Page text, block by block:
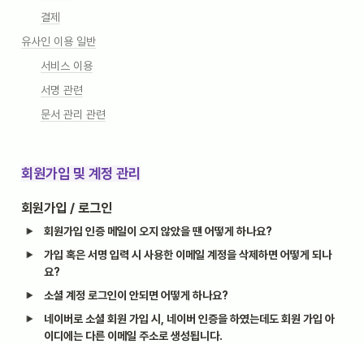
결제
유사인 이용 일반
서비스 이용
서명 관련
문서 관리 관련
회원가입 및 계정 관리
회원가입 / 로그인
회원가입 인증 메일이 오지 않았을 땐 어떻게 하나요?
가입 혹은 서명 입력 시 사용한 이메일 계정을 삭제하면 어떻게 되나
요?
소셜 계정 로그인이 안되면 어떻게 하나요?
네이버로 소셜 회원 가입 시, 네이버 인증을 하였는데도 회원 가입 아
이디에는 다른 이메일 주소로 생성됩니다.